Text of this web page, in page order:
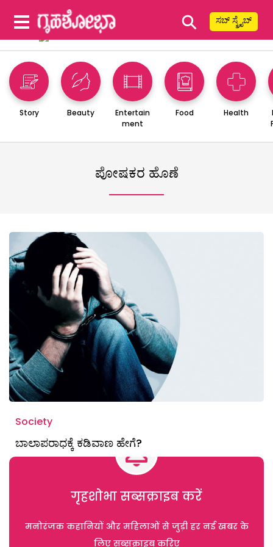
⚲ ಸಬ್ ಸ್ಕ್ರೈಬ್
Story Beauty
Entertain
ment
Food Health
ಪೋಷಕರ ಹೊಣೆ
Society
ಬಾಲಾಪರಾಧಕ್ಕೆ ಕಡಿವಾಣ ಹೇಗೆ?
गृहशोभा सब्सक्राइब करें
मनोरंजक कहानियों और महिलाओं से जुड़ी हर नई खबर के
लिए सब्सक्राइब करिए